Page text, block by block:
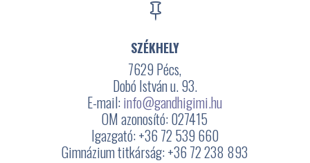

SZÉKHELY
7629 Pécs,
Dobó István u. 93.
E-mail:info@gandhigimi.hu
OM azonosító: 027415
Igazgató: +36 72 539 660
Gimnázium titkárság: +36 72 238 893